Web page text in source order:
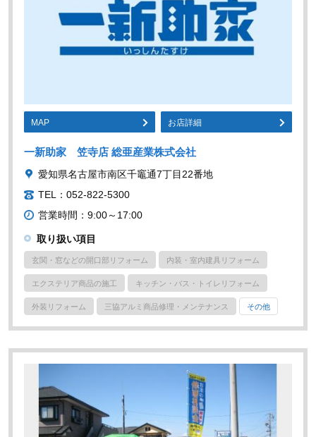
MAP お店詳細
一新助家 笠寺店 総亜産業株式会社
愛知県名古屋市南区千竈通7丁目22番地
TEL：052-822-5300
営業時間：9:00～17:00
取り扱い項目
玄関・窓などの開口部リフォーム 内装・室内建具リフォーム
エクステリア商品の施工 キッチン・バス・トイレリフォーム
外装リフォーム 三協アルミ商品修理・メンテナンス その他